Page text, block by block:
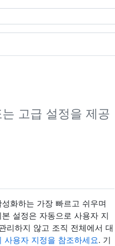
고급 설정을 제공
화하는 가장 빠르고 쉬우며
설정은 자동으로 사용자 지
리하지 않고 조직 전체에서 대
사용자 지정을 참조하세요. 기